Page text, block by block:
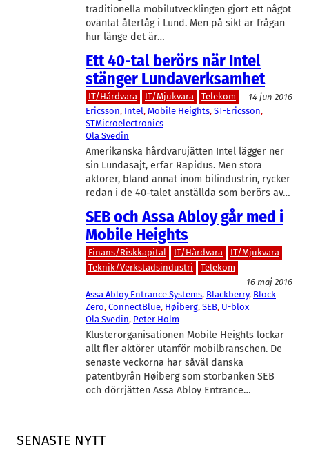
SENASTE NYTT
traditionella mobilutvecklingen gjort ett något
oväntat återtåg i Lund. Men på sikt är frågan
hur länge det är…
Ett 40-tal berörs när Intel
stänger Lundaverksamhet
IT/Hårdvara IT/Mjukvara Telekom
14 jun 2016
Ericsson, Intel, Mobile Heights, ST-Ericsson
STMicroelectronics
Ola Svedin
Amerikanska hårdvarujätten Intel lägger ner
sin Lundasajt, erfar Rapidus. Men stora
aktörer, bland annat inom bilindustrin, rycker
redan i de 40-talet anställda som berörs av…
SEB och Assa Abloy går med i
Mobile Heights
Finans/Riskkapital IT/Hårdvara
IT/Mjukvara
Teknik/Verkstadsindustri
Telekom
16 maj 2016
Assa Abloy Entrance Systems, Blackberry, Block
Zero, ConnectBlue, Høiberg, SEB, U-blox
Ola Svedin, Peter Holm
Klusterorganisationen Mobile Heights lockar
allt fler aktörer utanför mobilbranschen. De
senaste veckorna har såväl danska
patentbyrån Høiberg som storbanken SEB
och dörrjätten Assa Abloy Entrance…